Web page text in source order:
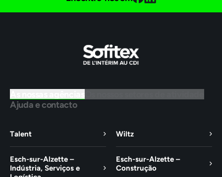
Ajuda e contacto
Talent Wiltz
Esch-sur-Alzette –
Indústria, Serviços e
Esch-sur-Alzette –
Construção